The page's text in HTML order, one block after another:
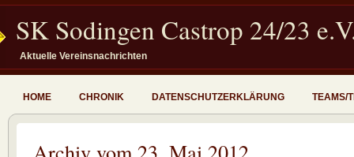
SK Sodingen Castrop 24/23
Aktuelle Vereinsnachrichten
HOME CHRONIK DATENSCHUTZERKLÄRUNG TEAMS/